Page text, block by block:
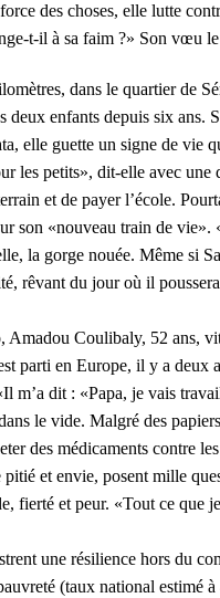
des choses, elle lutte
t-il à sa faim ?» Son vœu
dans le quartier de
deux enfants depuis six
elle guette un signe de vie
les petits», dit-elle avec
et de payer l’école.
son «nouveau train de vie».
la gorge nouée. Même si
rêvant du jour où il
Amadou Coulibaly, 52 ans,
parti en Europe, il y a deux
m’a dit : «Papa, je vais
le vide. Malgré des
des médicaments contre
et envie, posent mille
fierté et peur. «Tout ce que
une résilience hors du
(taux national estimé